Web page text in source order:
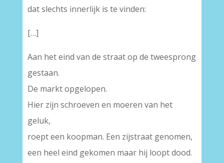
dat slechts innerlijk is te vinden:
[…]
Aan het eind van de straat op de tweesprong
gestaan.
De markt opgelopen.
Hier zijn schroeven en moeren van het
geluk,
roept een koopman. Een zijstraat genomen,
een heel eind gekomen maar hij loopt dood.